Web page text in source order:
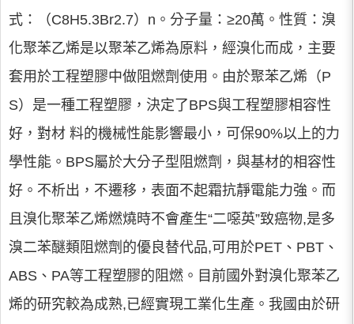
式：（C8H5.3Br2.7）n。分子量：≥20萬。性質：溴
化聚苯乙烯是以聚苯乙烯為原料，經溴化而成，主要
套用於工程塑膠中做阻燃劑使用。由於聚苯乙烯（P
S）是一種工程塑膠，決定了BPS與工程塑膠相容性
好，對材 料的機械性能影響最小，可保90%以上的力
學性能。BPS屬於大分子型阻燃劑，與基材的相容性
好。不析出，不遷移，表面不起霜抗靜電能力強。而
且溴化聚苯乙烯燃燒時不會產生“二噁英”致癌物,是多
溴二苯醚類阻燃劑的優良替代品,可用於PET、PBT、
ABS、PA等工程塑膠的阻燃。目前國外對溴化聚苯乙
烯的研究較為成熟,已經實現工業化生產。我國由於研